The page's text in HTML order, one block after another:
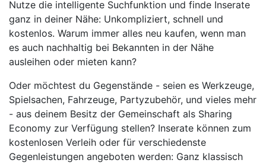
Nutze die intelligente Suchfunktion und finde Inserate
ganz in deiner Nähe: Unkompliziert, schnell und
kostenlos. Warum immer alles neu kaufen, wenn man
es auch nachhaltig bei Bekannten in der Nähe
ausleihen oder mieten kann?
Oder möchtest du Gegenstände - seien es Werkzeuge,
Spielsachen, Fahrzeuge, Partyzubehör, und vieles mehr
- aus deinem Besitz der Gemeinschaft als Sharing
Economy zur Verfügung stellen? Inserate können zum
kostenlosen Verleih oder für verschiedenste
Gegenleistungen angeboten werden: Ganz klassisch